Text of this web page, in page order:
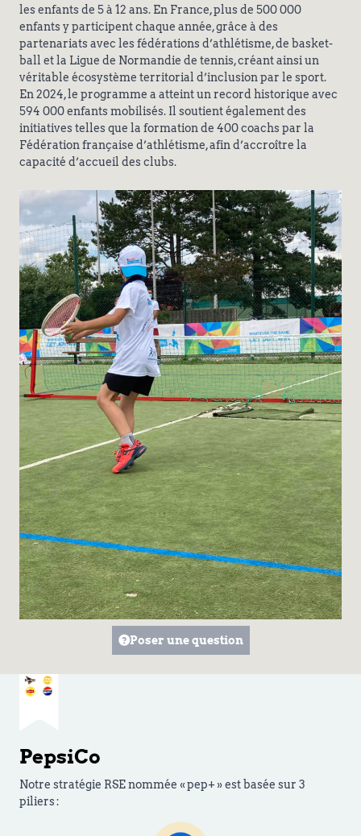
les enfants de 5 à 12 ans. En France, plus de 500 000
enfants y participent chaque année, grâce à des
partenariats avec les fédérations d’athlétisme, de basket-
ball et la Ligue de Normandie de tennis, créant ainsi un
véritable écosystème territorial d’inclusion par le sport.
En 2024, le programme a atteint un record historique avec
594 000 enfants mobilisés. Il soutient également des
initiatives telles que la formation de 400 coachs par la
Fédération française d’athlétisme, afin d’accroître la
capacité d’accueil des clubs.
Poser une question
PepsiCo
Notre stratégie RSE nommée « pep+ » est basée sur 3
piliers :